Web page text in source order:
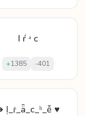
I ŕ ᵃ с
+1385 -401
Ị_ṙ_ǟ_с_ʰ_ễ ♥